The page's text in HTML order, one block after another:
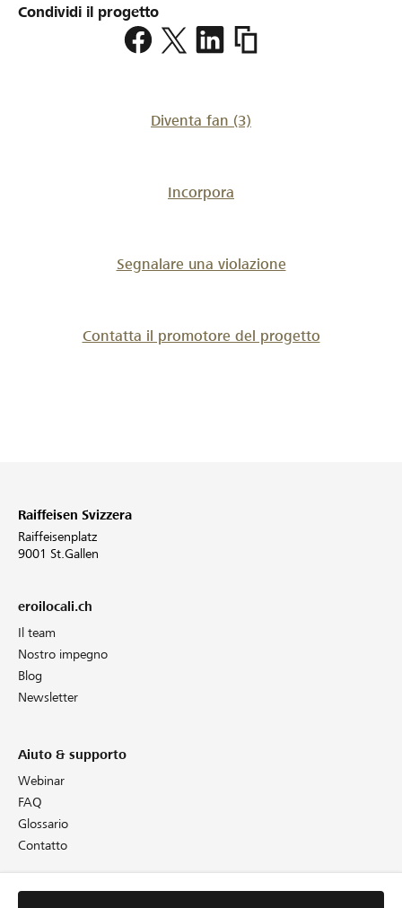
Condividi il progetto
https://
spielplatz-
Diventa fan (3)
Incorpora
Segnalare una violazione
Contatta il promotore del progetto
Raiffeisen Svizzera
Raiffeisenplatz
9001 St.Gallen
eroilocali.ch
Il team
Nostro impegno
Blog
Newsletter
Aiuto & supporto
Webinar
FAQ
Glossario
Contatto